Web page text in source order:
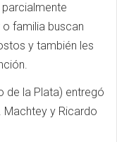
familia buscan
y también les
de la Plata) entregó
y Ricardo